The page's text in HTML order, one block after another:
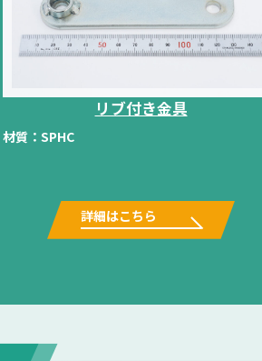
リブ付き金具
材質： SPHC
詳細はこちら